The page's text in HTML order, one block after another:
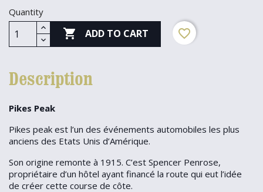
Quantity
 ADD TO CART favorite_border
Description
Pikes Peak
Pikes peak est l’un des événements automobiles les plus
anciens des Etats Unis d’Amérique.
Son origine remonte à 1915. C’est Spencer Penrose,
propriétaire d’un hôtel ayant financé la route qui eut l’idée
de créer cette course de côte.